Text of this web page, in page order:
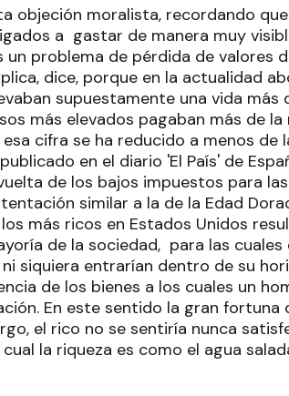
objeción moralista, recordando
a gastar de manera muy
un problema de pérdida de valores
dice, porque en la actualidad
supuestamente una vida más
más elevados pagaban más de
cifra se ha reducido a menos de
en el diario 'El País' de
de los bajos impuestos para
similar a la de la Edad
más ricos en Estados Unidos
de la sociedad, para las
siquiera entrarían dentro de su
de los bienes a los cuales un
En este sentido la gran
el rico no se sentiría nunca
la riqueza es como el agua